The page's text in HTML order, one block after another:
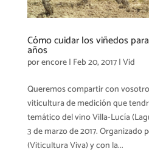
Cómo cuidar los viñedos
años
porencore| Feb 20, 2017|Vid
Queremos compartir con
viticultura de medición que
temático del vino Villa-Lucía
3 de marzo de 2017. Organizado
(Viticultura Viva) y con la...